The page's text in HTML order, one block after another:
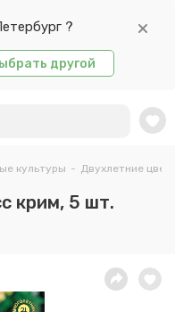
?
другой
культуры - Двухлетние
крим, 5 шт.